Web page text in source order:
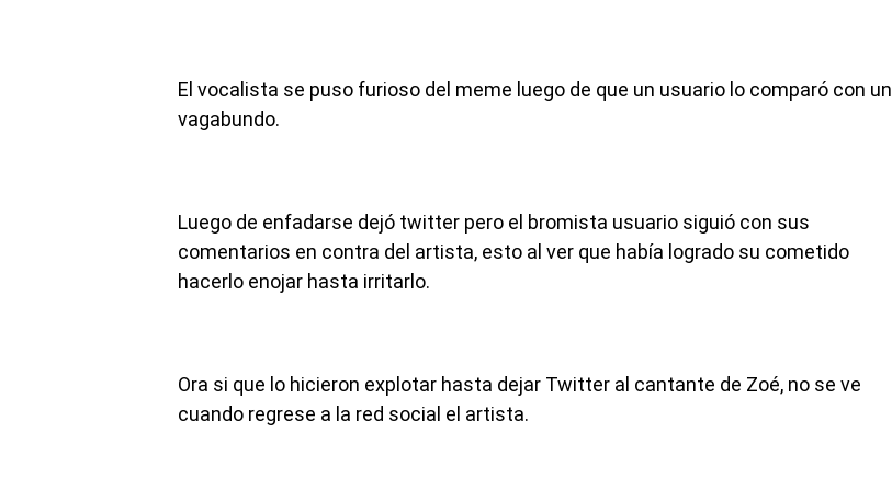
El vocalista se puso furioso del meme luego de que un usuario lo comparó con un
vagabundo.
Luego de enfadarse dejó twitter pero el bromista usuario siguió con sus
comentarios en contra del artista, esto al ver que había logrado su cometido
hacerlo enojar hasta irritarlo.
Ora si que lo hicieron explotar hasta dejar Twitter al cantante de Zoé, no se ve
cuando regrese a la red social el artista.